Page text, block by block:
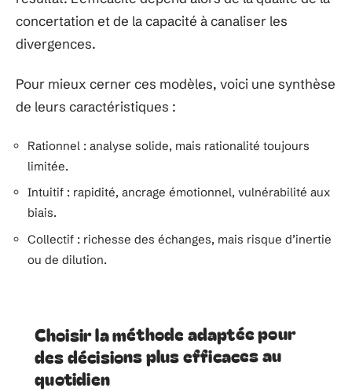
concertation et de la capacité à canaliser les
divergences.
Pour mieux cerner ces modèles, voici une synthèse
de leurs caractéristiques :
Rationnel : analyse solide, mais rationalité toujours
limitée.
Intuitif : rapidité, ancrage émotionnel, vulnérabilité aux
biais.
Collectif : richesse des échanges, mais risque d’inertie
ou de dilution.
Choisir la méthode adaptée pour
des décisions plus efficaces au
quotidien